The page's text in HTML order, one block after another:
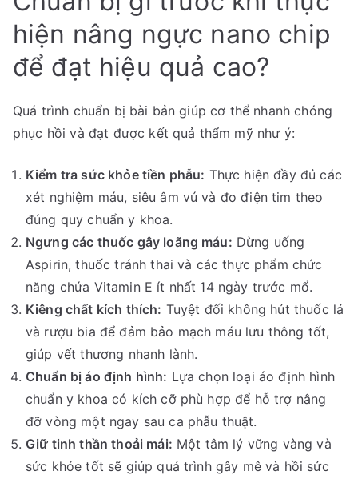
hiện nâng ngực nano chip
để đạt hiệu quả cao?
Quá trình chuẩn bị bài bản giúp cơ thể nhanh chóng
phục hồi và đạt được kết quả thẩm mỹ như ý:
Kiểm tra sức khỏe tiền phẫu: Thực hiện đầy đủ các
xét nghiệm máu, siêu âm vú và đo điện tim theo
đúng quy chuẩn y khoa.
Ngưng các thuốc gây loãng máu: Dừng uống
Aspirin, thuốc tránh thai và các thực phẩm chức
năng chứa Vitamin E ít nhất 14 ngày trước mổ.
Kiêng chất kích thích: Tuyệt đối không hút thuốc lá
và rượu bia để đảm bảo mạch máu lưu thông tốt,
giúp vết thương nhanh lành.
Chuẩn bị áo định hình: Lựa chọn loại áo định hình
chuẩn y khoa có kích cỡ phù hợp để hỗ trợ nâng
đỡ vòng một ngay sau ca phẫu thuật.
Giữ tinh thần thoải mái: Một tâm lý vững vàng và
sức khỏe tốt sẽ giúp quá trình gây mê và hồi sức